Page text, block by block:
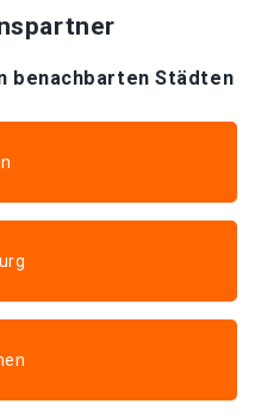
benachbarten Städten